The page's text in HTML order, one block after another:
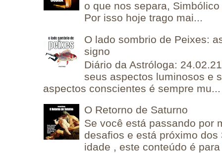
o que nos separa,
Por isso hoje trago mai...
O lado sombrio de Peixes:
signo
Diário da Astróloga:
seus aspectos luminosos e
aspectos conscientes é sempre mu...
O Retorno de Saturno
Se você está passando por
desafios e está próximo
idade , este conteúdo é